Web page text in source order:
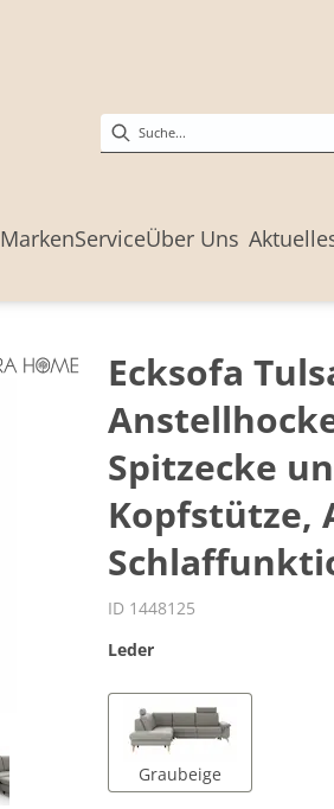
MarkenServiceÜber Uns
Ecksofa
Spitzecke
Kopfstütze,
ID 1448125
Leder
Graubeige